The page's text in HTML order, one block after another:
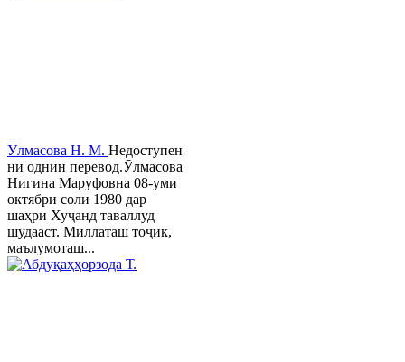
Ӯлмасова Н. М. Недоступен
ни однин перевод.Ӯлмасова
Нигина Маруфовна 08-уми
октябри соли 1980 дар
шаҳри Хуҷанд таваллуд
шудааст. Миллаташ тоҷик,
маълумоташ...